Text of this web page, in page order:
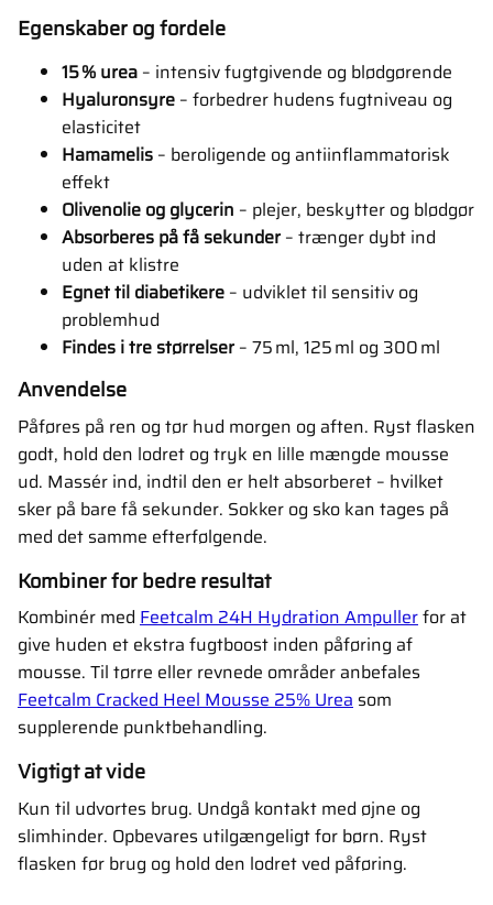
Egenskaber og fordele
15 % urea – intensiv fugtgivende og blødgørende
Hyaluronsyre – forbedrer hudens fugtniveau og
elasticitet
Hamamelis – beroligende og antiinflammatorisk
effekt
Olivenolie og glycerin – plejer, beskytter og blødgør
Absorberes på få sekunder – trænger dybt ind
uden at klistre
Egnet til diabetikere – udviklet til sensitiv og
problemhud
Findes i tre størrelser – 75 ml, 125 ml og 300 ml
Anvendelse
Påføres på ren og tør hud morgen og aften. Ryst flasken
godt, hold den lodret og tryk en lille mængde mousse
ud. Massér ind, indtil den er helt absorberet – hvilket
sker på bare få sekunder. Sokker og sko kan tages på
med det samme efterfølgende.
Kombiner for bedre resultat
Kombinér med Feetcalm 24H Hydration Ampullerfor at
give huden et ekstra fugtboost inden påføring af
mousse. Til tørre eller revnede områder anbefales
Feetcalm Cracked Heel Mousse 25% Urea som
supplerende punktbehandling.
Vigtigt at vide
Kun til udvortes brug. Undgå kontakt med øjne og
slimhinder. Opbevares utilgængeligt for børn. Ryst
flasken før brug og hold den lodret ved påføring.